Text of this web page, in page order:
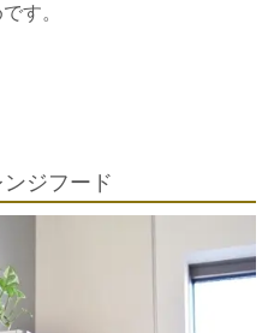
す。
ジフード